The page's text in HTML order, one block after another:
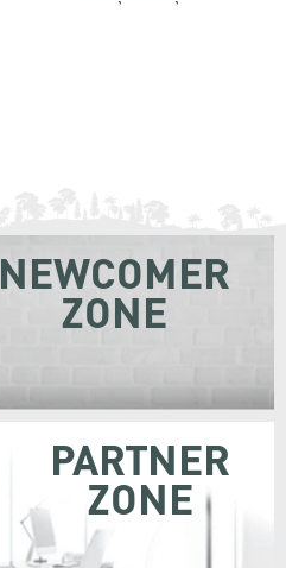
NEWCOMER
ZONE
PARTNER
ZONE